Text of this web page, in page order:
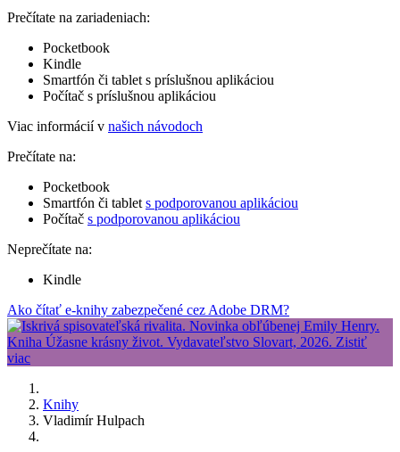
Prečítate na zariadeniach:
Pocketbook
Kindle
Smartfón či tablet s príslušnou aplikáciou
Počítač s príslušnou aplikáciou
Viac informácií v našich návodoch
Prečítate na:
Pocketbook
Smartfón či tablet s podporovanou aplikáciou
Počítač s podporovanou aplikáciou
Neprečítate na:
Kindle
Ako čítať e-knihy zabezpečené cez Adobe DRM?
Knihy
Vladimír Hulpach